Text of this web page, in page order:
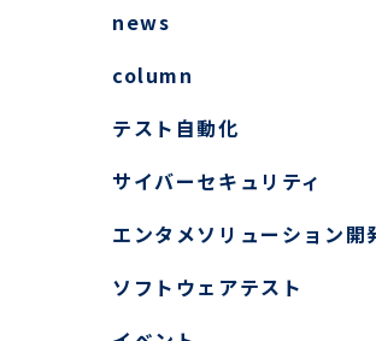
弱性診断
向けセキュリティサービス
ヤー検知報告サービス
ス
news
column
テスト自動化
サイバーセキュリティ
エンタメソリューション開
ソフトウェアテスト